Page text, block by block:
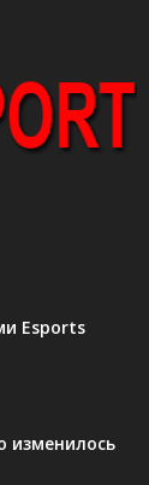
Esports
изменилось